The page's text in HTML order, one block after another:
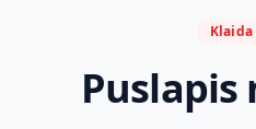
Klaida
Puslapis